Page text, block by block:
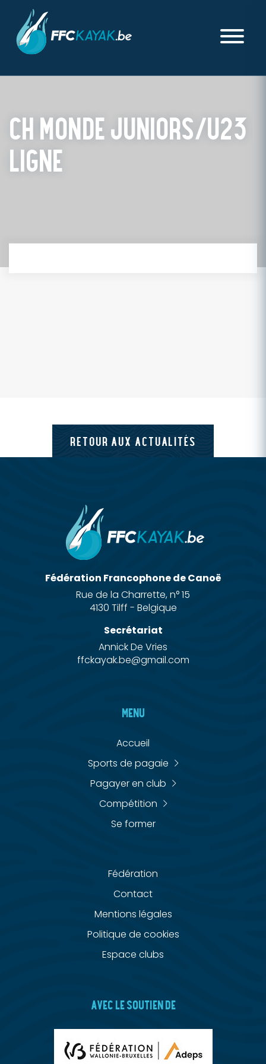
CH MONDE JUNIORS/U23
LIGNE
RETOUR AUX ACTUALITÉS
Fédération Francophone de Canoë
Rue de la Charrette, n° 15
4130 Tilff - Belgique
Secrétariat
Annick De Vries
ffckayak.be@gmail.com
MENU
Accueil
Sports de pagaie
Pagayer en club
Compétition
Se former
Fédération
Contact
Mentions légales
Politique de cookies
Espace clubs
AVEC LE SOUTIEN DE